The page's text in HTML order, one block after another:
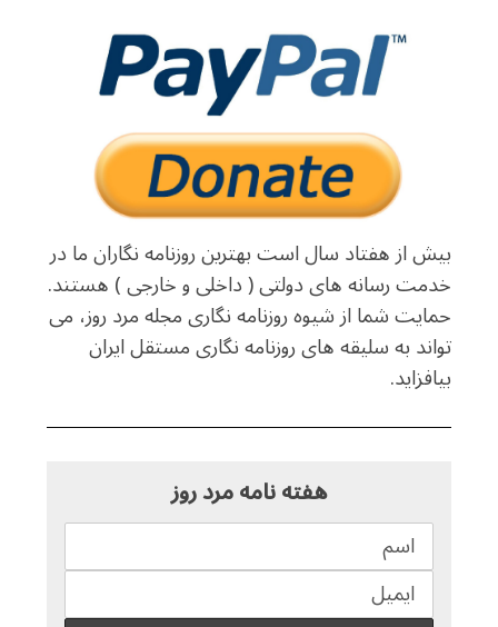
بیش از هفتاد سال است بهترین روزنامه نگاران ما در
خدمت رسانه های دولتی ( داخلی و خارجی ) هستند.
حمایت شما از شیوه روزنامه نگاری مجله مرد روز، می
تواند به سلیقه های روزنامه نگاری مستقل ایران
بیافزاید.
هفته نامه مرد روز